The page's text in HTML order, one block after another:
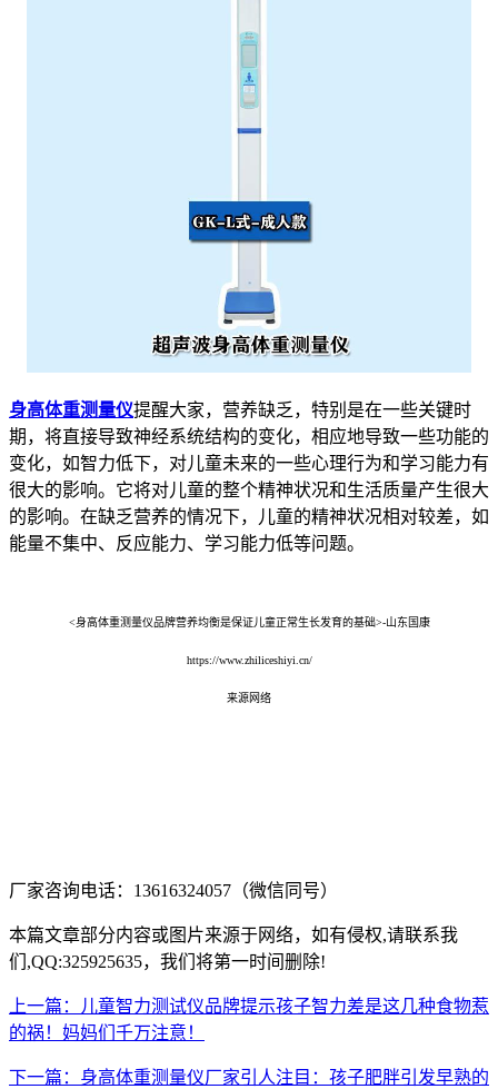
身高体重测量仪提醒大家，营养缺乏，特别是在一些关键时
期，将直接导致神经系统结构的变化，相应地导致一些功能的
变化，如智力低下，对儿童未来的一些心理行为和学习能力有
很大的影响。它将对儿童的整个精神状况和生活质量产生很大
的影响。在缺乏营养的情况下，儿童的精神状况相对较差，如
能量不集中、反应能力、学习能力低等问题。
<身高体重测量仪品牌营养均衡是保证儿童正常生长发育的基础>-山东国康
https://www.zhiliceshiyi.cn/
来源网络
厂家咨询电话：13616324057（微信同号）
本篇文章部分内容或图片来源于网络，如有侵权,请联系我
们,QQ:325925635，我们将第一时间删除!
上一篇：儿童智力测试仪品牌提示孩子智力差是这几种食物惹
的祸！妈妈们千万注意！
下一篇：身高体重测量仪厂家引人注目：孩子肥胖引发早熟的